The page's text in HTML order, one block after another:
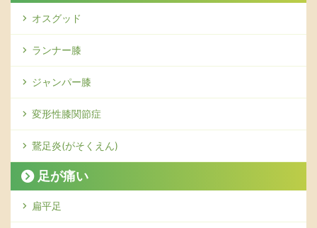
オスグッド
ランナー膝
ジャンパー膝
変形性膝関節症
鵞足炎(がそくえん)
足が痛い
扁平足